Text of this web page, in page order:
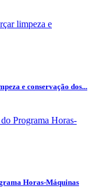
e conservação dos...
Horas-Máquinas